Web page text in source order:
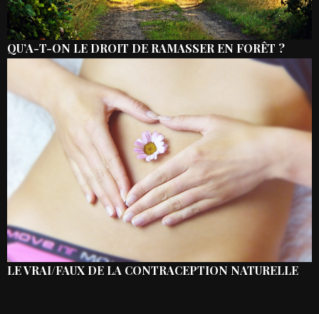
QU’A-T-ON LE DROIT DE RAMASSER EN FORÊT ?
LE VRAI/FAUX DE LA CONTRACEPTION NATURELLE